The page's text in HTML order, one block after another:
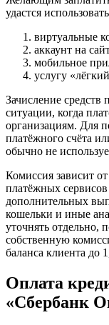
удастся
виртуальные
аккаунт на
мобильное
услугу
Зачисление средств
ситуации, когда
организациям. Для
платёжного счёта
обычно не
Комиссия зависит
платёжных
дополнительных
кошельки и иные
уточнять отдельно,
собственную
баланса клиента до
Оплата
«Сбербанк